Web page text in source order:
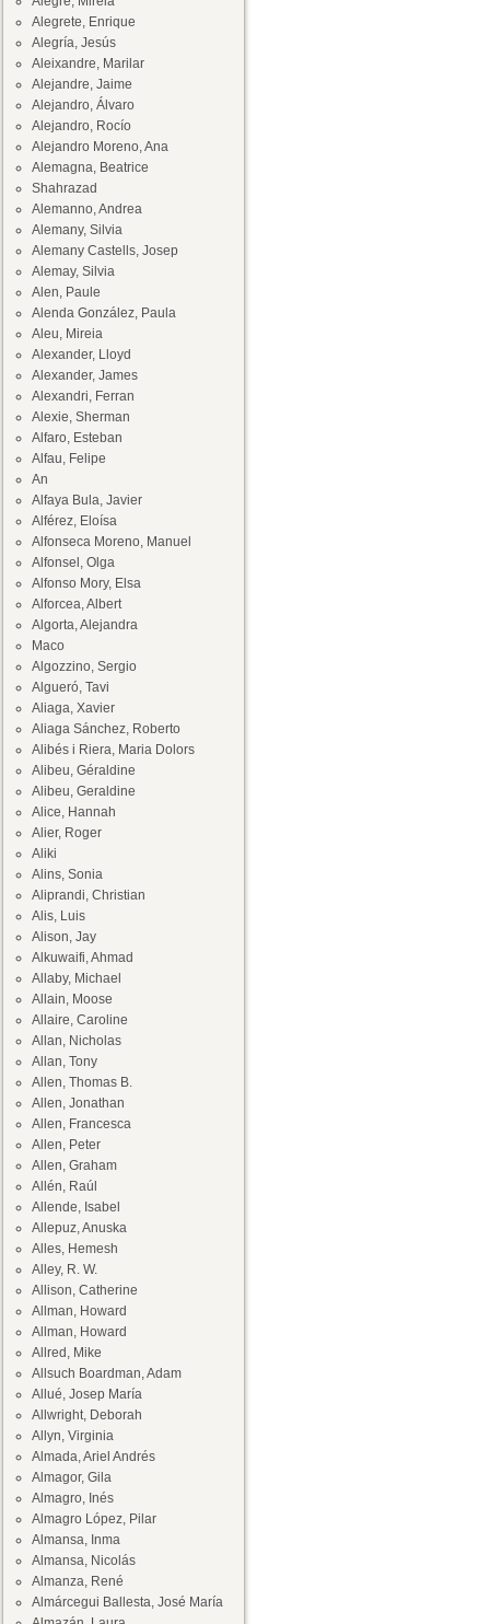
Alegrete, Enrique
Alegría, Jesús
Aleixandre, Marilar
Alejandre, Jaime
Alejandro, Álvaro
Alejandro, Rocío
Alejandro Moreno, Ana
Alemagna, Beatrice
Shahrazad
Alemanno, Andrea
Alemany, Silvia
Alemany Castells, Josep
Alemay, Silvia
Alen, Paule
Alenda González, Paula
Aleu, Mireia
Alexander, Lloyd
Alexander, James
Alexandri, Ferran
Alexie, Sherman
Alfaro, Esteban
Alfau, Felipe
An
Alfaya Bula, Javier
Alférez, Eloísa
Alfonseca Moreno, Manuel
Alfonsel, Olga
Alfonso Mory, Elsa
Alforcea, Albert
Algorta, Alejandra
Maco
Algozzino, Sergio
Algueró, Tavi
Aliaga, Xavier
Aliaga Sánchez, Roberto
Alibés i Riera, Maria Dolors
Alibeu, Géraldine
Alibeu, Geraldine
Alice, Hannah
Alier, Roger
Aliki
Alins, Sonia
Aliprandi, Christian
Alis, Luis
Alison, Jay
Alkuwaifi, Ahmad
Allaby, Michael
Allain, Moose
Allaire, Caroline
Allan, Nicholas
Allan, Tony
Allen, Thomas B.
Allen, Jonathan
Allen, Francesca
Allen, Peter
Allen, Graham
Allén, Raúl
Allende, Isabel
Allepuz, Anuska
Alles, Hemesh
Alley, R. W.
Allison, Catherine
Allman, Howard
Allman, Howard
Allred, Mike
Allsuch Boardman, Adam
Allué, Josep María
Allwright, Deborah
Allyn, Virginia
Almada, Ariel Andrés
Almagor, Gila
Almagro, Inés
Almagro López, Pilar
Almansa, Inma
Almansa, Nicolás
Almanza, René
Almárcegui Ballesta, José María